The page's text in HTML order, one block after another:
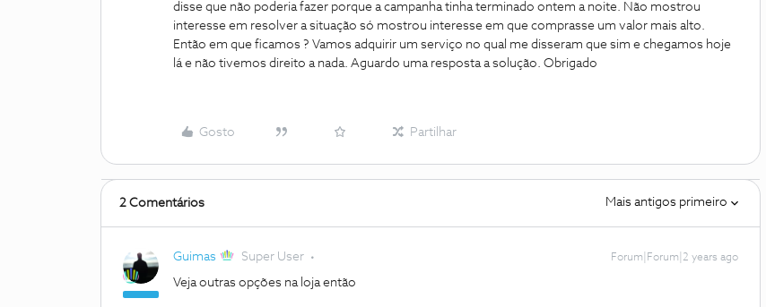
disse que não poderia fazer porque a campanha tinha terminado ontem a noite. Não mostrou
interesse em resolver a situação só mostrou interesse em que comprasse um valor mais alto.
Então em que ficamos ? Vamos adquirir um serviço no qual me disseram que sim e chegamos hoje
lá e não tivemos direito a nada. Aguardo uma resposta a solução. Obrigado
Gosto Partilhar
2 Comentários Mais antigos primeiro
Guimas Super User Forum|Forum|2 years ago
Veja outras opções na loja então